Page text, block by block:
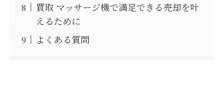
買取 マッサージ機で満足できる売却を叶
えるために
よくある質問